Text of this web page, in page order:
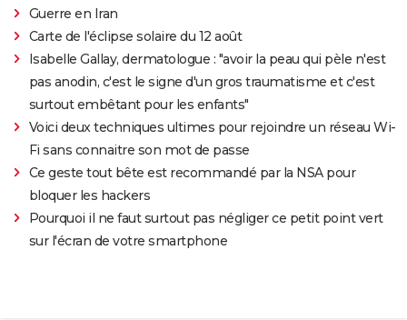
Guerre en Iran
Carte de l'éclipse solaire du 12 août
Isabelle Gallay, dermatologue : "avoir la peau qui pèle n'est
pas anodin, c'est le signe d'un gros traumatisme et c'est
surtout embêtant pour les enfants"
Voici deux techniques ultimes pour rejoindre un réseau Wi-
Fi sans connaitre son mot de passe
Ce geste tout bête est recommandé par la NSA pour
bloquer les hackers
Pourquoi il ne faut surtout pas négliger ce petit point vert
sur l'écran de votre smartphone